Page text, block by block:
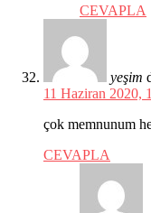
CEVAPLA
yeşim
11 Haziran 2020,
çok memnunum
CEVAPLA